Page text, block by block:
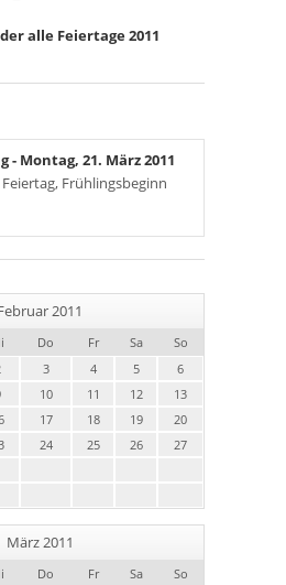
alle Feiertage 2011
- Montag, 21. März 2011
Frühlingsbeginn
2011
Do Fr Sa
So
3 4 5
6
10 11 12
13
17 18 19
20
24 25 26
27
März 2011
Do Fr Sa
So